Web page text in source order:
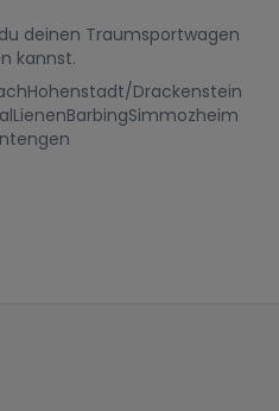
deinen Traumsportwagen
kannst.
Hohenstadt/Drackenstein
LienenBarbingSimmozheim